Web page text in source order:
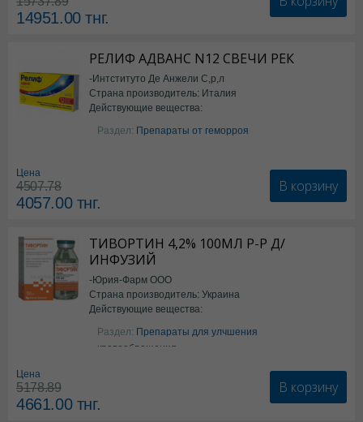
14951.00тнг.
РЕЛИФ АДВАНС N12 СВЕЧИ РЕК
-Интституто Де Анжели С,р,л
Страна производитель: Италия
Действующие вещества:
Бензокаин
Раздел: Препараты от геморроя
Цена
4507.78
4057.00тнг.
В корзину
ТИВОРТИН 4,2% 100МЛ Р-Р Д/
ИНФУЗИЙ
-Юрия-Фарм ООО
Страна производитель: Украина
Действующие вещества:
Аргинин
Раздел: Препараты для улчшения
кровообращения
Цена
5178.89
4661.00тнг.
В корзину